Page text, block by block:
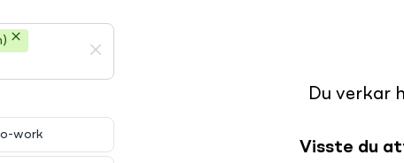
work
Du verkar
Visste du